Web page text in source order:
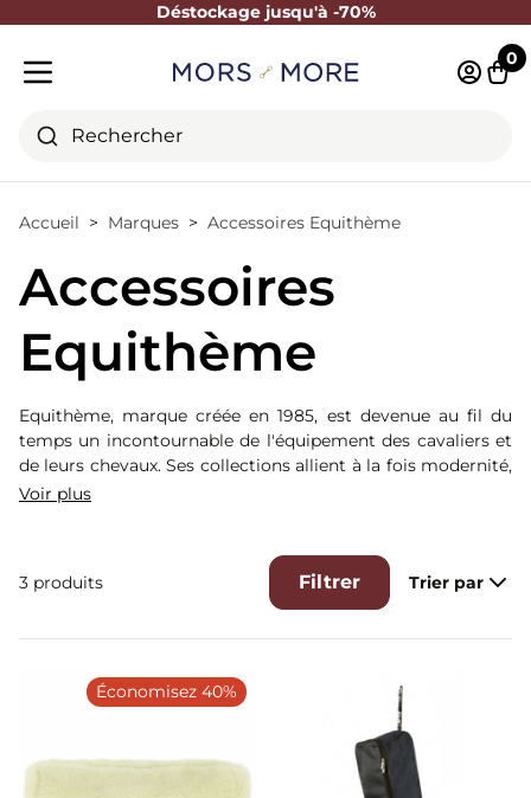
Déstockage jusqu'à -70%
Fermer
Rechercher
0
Accueil Marques Accessoires Equithème
Accessoires
Equithème
Equithème, marque créée en 1985, est devenue au fil du
temps un incontournable de l'équipement des cavaliers et
de leurs chevaux. Ses collections allient à la fois modernité,
élégance et technicité.
Voir plus
3 produits Filtrer Trier par
Économisez 40%